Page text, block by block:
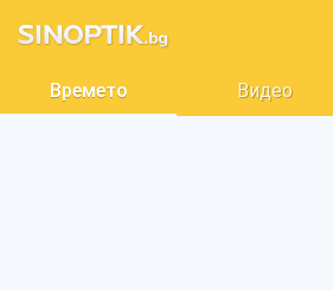
Времето Видео